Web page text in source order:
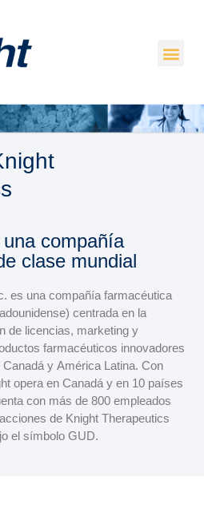
compañía
clase mundial
es una compañía farmacéutica
centrada en la
de licencias, marketing y
farmacéuticos innovadores
y América Latina. Con
opera en Canadá y en 10 países
con más de 800 empleados
de Knight Therapeutics
el símbolo GUD.